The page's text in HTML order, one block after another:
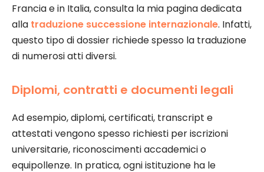
Francia e in Italia, consulta la mia pagina dedicata
alla traduzione successione internazionale. Infatti,
questo tipo di dossier richiede spesso la traduzione
di numerosi atti diversi.
Diplomi, contratti e documenti legali
Ad esempio, diplomi, certificati, transcript e
attestati vengono spesso richiesti per iscrizioni
universitarie, riconoscimenti accademici o
equipollenze. In pratica, ogni istituzione ha le